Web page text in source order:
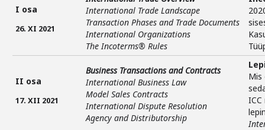
I osa
26. XI 2021
International Trade Landscape
Transaction Phases and Trade Documents
International Organizations
The Incoterms® Rules
II osa
17. XII 2021
Business Transactions and Contracts
International Business Law
Model Sales Contracts
International Dispute Resolution
Agency and Distributorship
Mis
ICC